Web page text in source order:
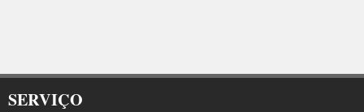
SERVIÇO